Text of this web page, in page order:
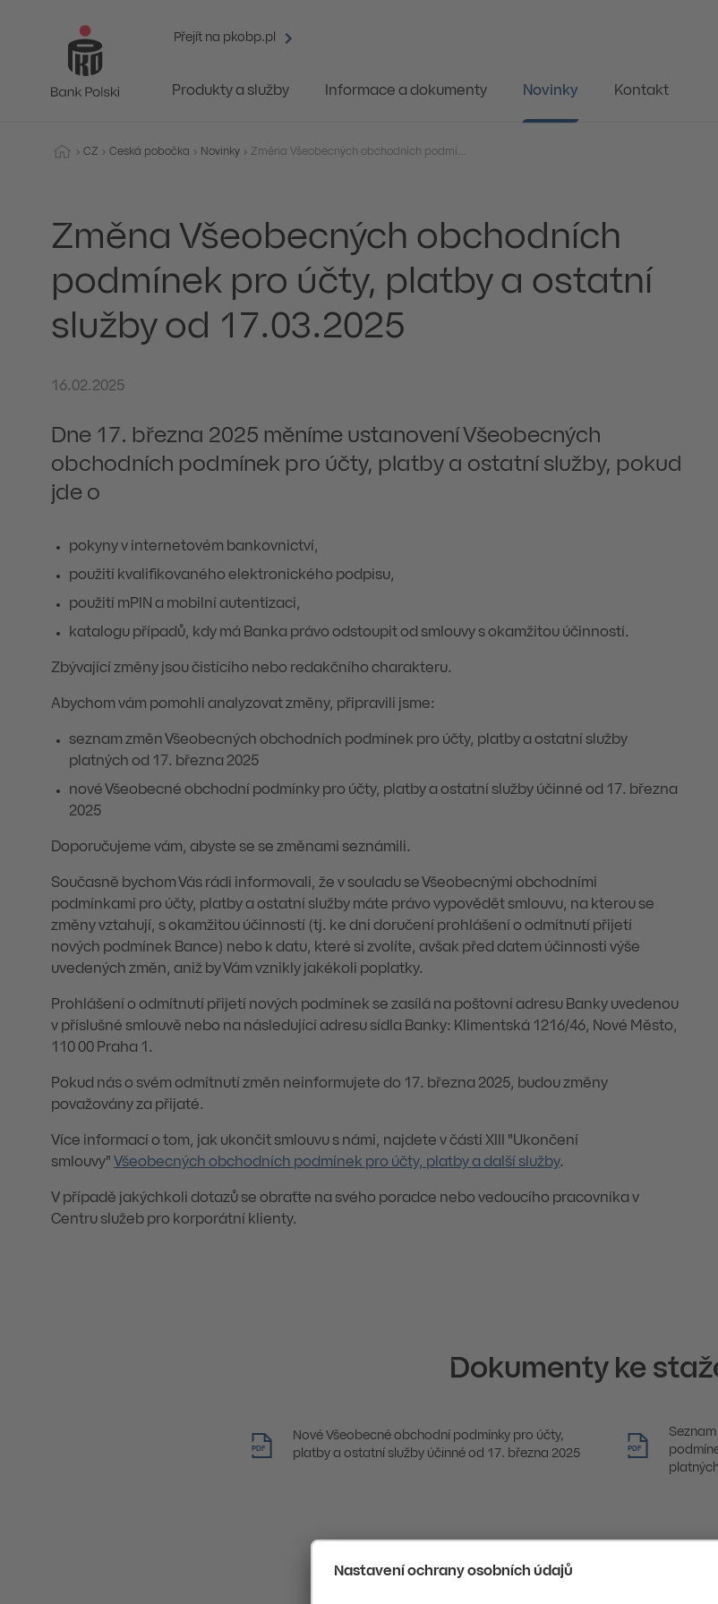
Přejít na pkobp.pl
Produkty a služby Informace a dokumenty Novinky Kontakt
CZ Česká pobočka Novinky
Změna Všeobecných obchodních
podmínek pro účty, platby a ostatní
služby od 17.03.2025
16.02.2025
Dne 17. března 2025 měníme ustanovení Všeobecných
obchodních podmínek pro účty, platby a ostatní služby, pokud
jde o
pokyny v internetovém bankovnictví,
použití kvalifikovaného elektronického podpisu,
použití mPIN a mobilní autentizaci,
katalogu případů, kdy má Banka právo odstoupit od smlouvy s okamžitou účinností.
Zbývající změny jsou čistícího nebo redakčního charakteru.
Abychom vám pomohli analyzovat změny, připravili jsme:
seznam změn Všeobecných obchodních podmínek pro účty, platby a ostatní služby
platných od 17. března 2025
nové Všeobecné obchodní podmínky pro účty, platby a ostatní služby účinné od 17. března
2025
Doporučujeme vám, abyste se se změnami seznámili.
Současně bychom Vás rádi informovali, že v souladu se Všeobecnými obchodními
podmínkami pro účty, platby a ostatní služby máte právo vypovědět smlouvu, na kterou se
změny vztahují, s okamžitou účinností (tj. ke dni doručení prohlášení o odmítnutí přijetí
nových podmínek Bance) nebo k datu, které si zvolíte, avšak před datem účinnosti výše
uvedených změn, aniž by Vám vznikly jakékoli poplatky.
Prohlášení o odmítnutí přijetí nových podmínek se zasílá na poštovní adresu Banky uvedenou
v příslušné smlouvě nebo na následující adresu sídla Banky: Klimentská 1216/46, Nové Město,
110 00 Praha 1.
Pokud nás o svém odmítnutí změn neinformujete do 17. března 2025, budou změny
považovány za přijaté.
Více informací o tom, jak ukončit smlouvu s námi, najdete v části XIII "Ukončení
smlouvy" Všeobecných obchodních podmínek pro účty, platby a další služby.
V případě jakýchkoli dotazů se obraťte na svého poradce nebo vedoucího pracovníka v
Centru služeb pro korporátní klienty.
Dokumenty ke
PDF
Nové Všeobecné obchodní podmínky pro účty,
platby a ostatní služby účinné od 17. března 2025
PDF